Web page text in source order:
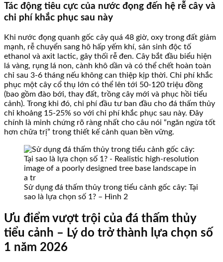
Tác động tiêu cực của nước đọng đến hệ rễ cây và
chi phí khắc phục sau này
Khi nước đọng quanh gốc cây quá 48 giờ, oxy trong đất giảm
mạnh, rễ chuyển sang hô hấp yếm khí, sản sinh độc tố
ethanol và axit lactic, gây thối rễ đen. Cây bắt đầu biểu hiện
lá vàng, rụng lá non, cành khô dần và có thể chết hoàn toàn
chỉ sau 3-6 tháng nếu không can thiệp kịp thời. Chi phí khắc
phục một cây cổ thụ lớn có thể lên tới 50-120 triệu đồng
(bao gồm đào bới, thay đất, trồng cây mới và phục hồi tiểu
cảnh). Trong khi đó, chi phí đầu tư ban đầu cho đá thấm thủy
chỉ khoảng 15-25% so với chi phí khắc phục sau này. Đây
chính là minh chứng rõ ràng nhất cho câu nói “ngăn ngừa tốt
hơn chữa trị” trong thiết kế cảnh quan bền vững.
Sử dụng đá thấm thủy trong tiểu cảnh gốc cây: Tại
sao là lựa chọn số 1? – Hình 2
Ưu điểm vượt trội của đá thấm thủy
tiểu cảnh – Lý do trở thành lựa chọn số
1 năm 2026